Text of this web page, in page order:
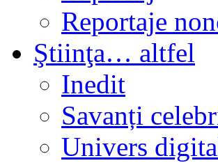
Reportaje
Ştiinţa… altfel
Inedit
Savanți
Univers